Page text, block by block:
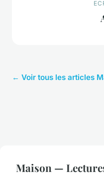
← Voir tous les articles
Maison —